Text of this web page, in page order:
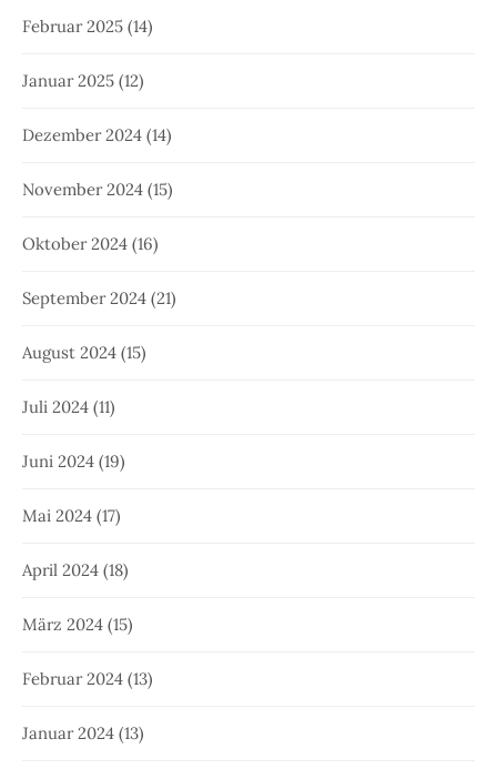
Februar 2025 (14)
Januar 2025 (12)
Dezember 2024 (14)
November 2024 (15)
Oktober 2024 (16)
September 2024 (21)
August 2024 (15)
Juli 2024 (11)
Juni 2024 (19)
Mai 2024 (17)
April 2024 (18)
März 2024 (15)
Februar 2024 (13)
Januar 2024 (13)